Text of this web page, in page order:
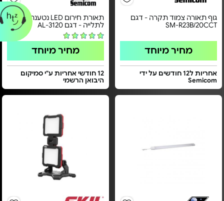
גוף תאורה צמוד תקרה - דגם
SM-R23B/20CCT
מחיר מיוחד
אחריות ל12 חודשים על ידי
Semicom
תאורת חירום LED נטענת
לתלייה - דגם AL-3120
מחיר מיוחד
12 חודשי אחריות ע"י סמיקום
היבואן הרשמי